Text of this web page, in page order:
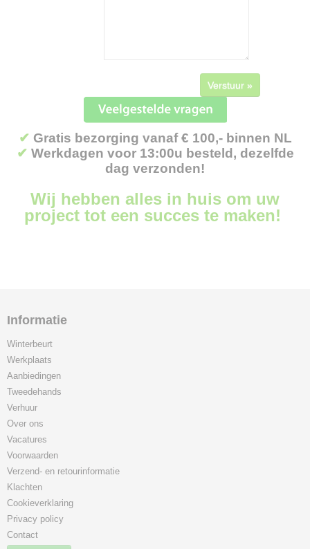
Verstuur »
✔ Gratis bezorging vanaf € 100,- binnen NL
✔ Werkdagen voor 13:00u besteld, dezelfde
dag verzonden!
Wij hebben alles in huis om uw
project tot een succes te maken!
Informatie
Winterbeurt
Werkplaats
Aanbiedingen
Tweedehands
Verhuur
Over ons
Vacatures
Voorwaarden
Verzend- en retourinformatie
Klachten
Cookieverklaring
Privacy policy
Contact